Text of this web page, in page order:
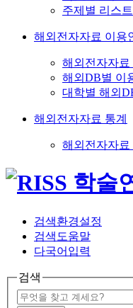
주제별 리스트
해외전자자료 이용
해외전자자료
해외DB별 이
대학별 해외
해외전자자료 통계
해외전자자료
검색환경설정
검색도움말
다국어입력
검색